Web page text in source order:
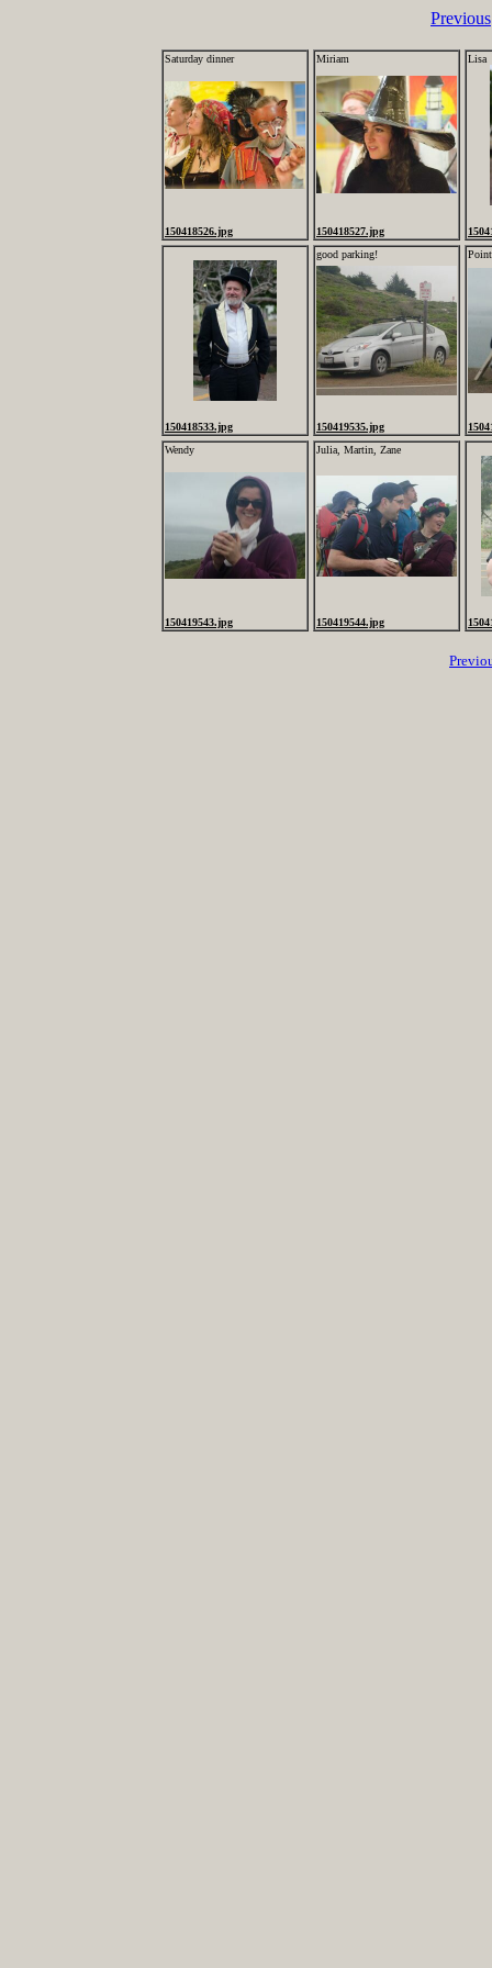
Previous
Saturday dinner
150418526.jpg
Miriam
150418527.jpg
Lisa
150418533.jpg
good parking!
150419535.jpg
Wendy
150419543.jpg
Julia, Martin, Zane
150419544.jpg